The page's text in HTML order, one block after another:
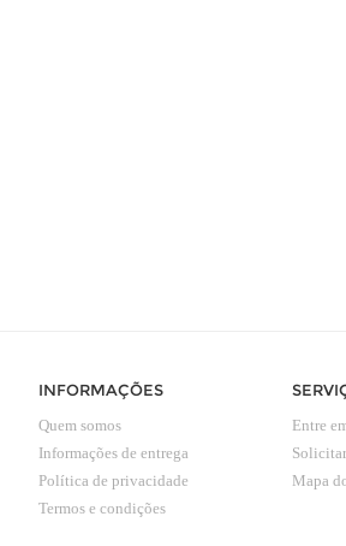
INFORMAÇÕES
Quem somos
Informações de entrega
Política de privacidade
Termos e condições
Entre
Mapa